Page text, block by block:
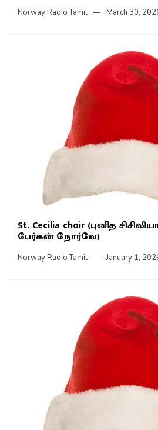
Norway Radio Tamil March 30,
St. Cecilia choir (புனித
பேர்கன் நோர்வே)
Norway Radio Tamil January 1,